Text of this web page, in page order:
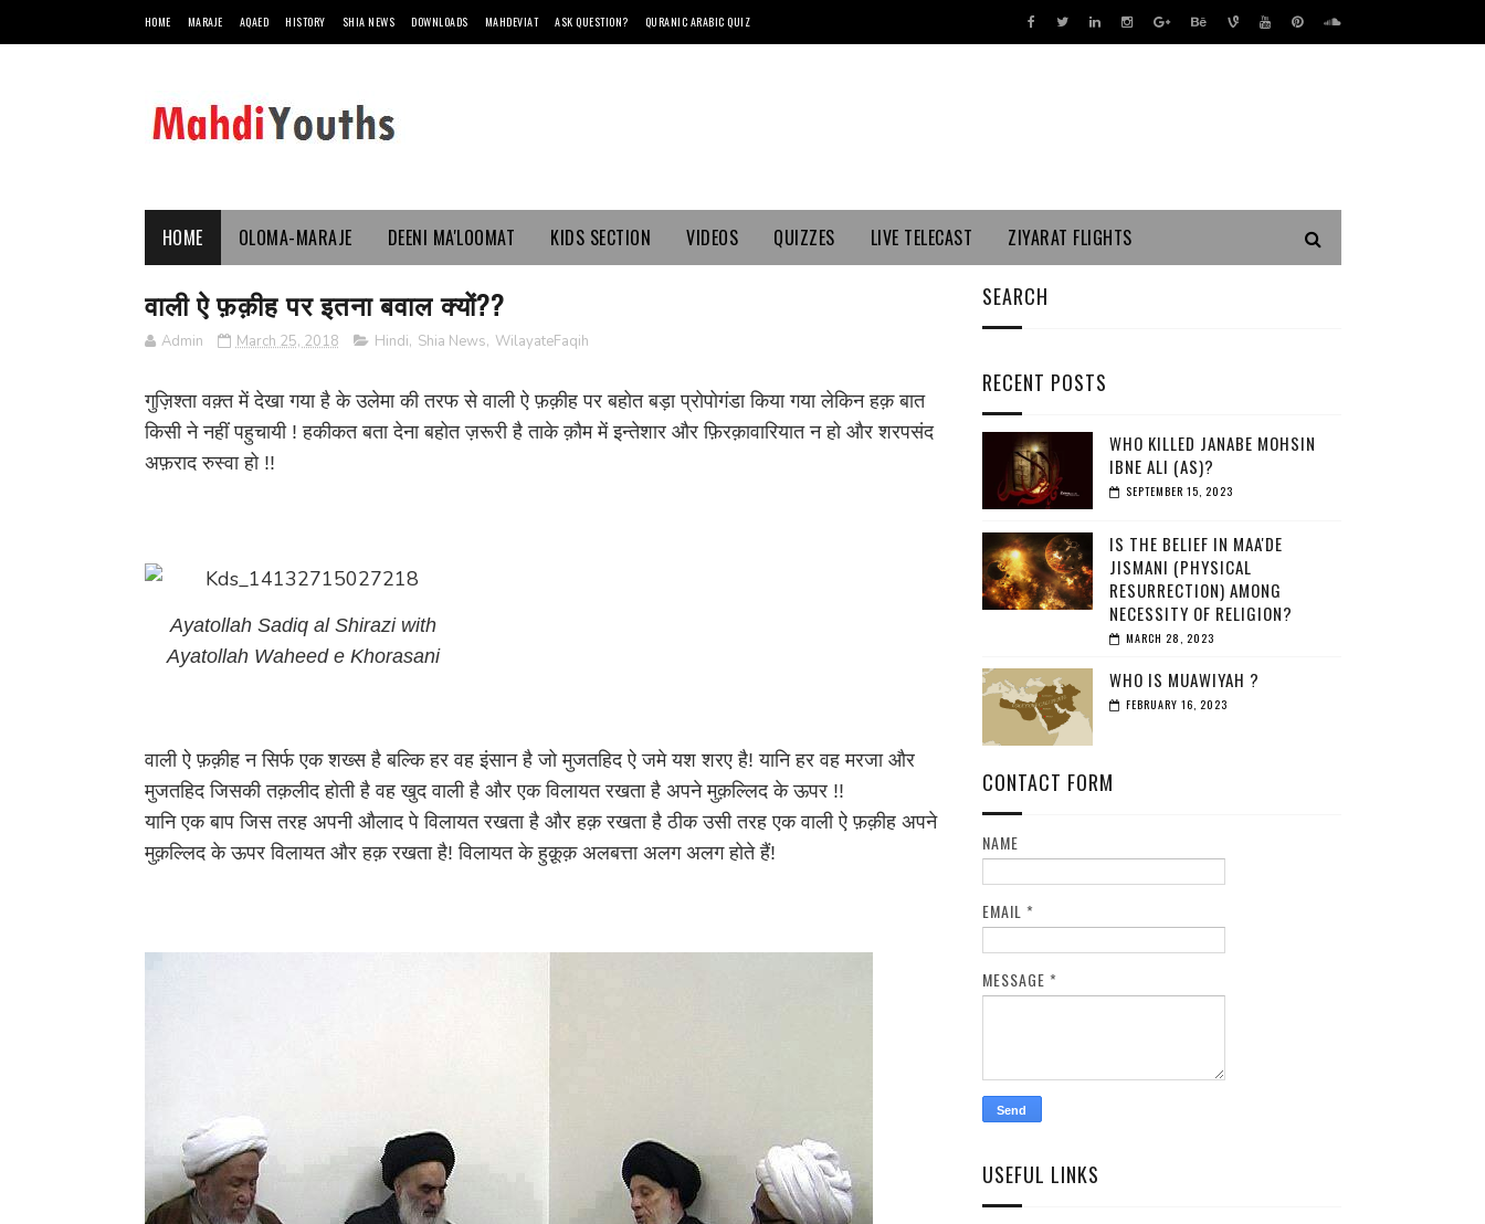
HOME MARAJE AQAED HISTORY SHIA NEWS DOWNLOADS MAHDEVIAT ASK QUESTION? QURANIC ARABIC QUIZ
HOME OLOMA-MARAJE DEENI MA'LOOMAT KIDS SECTION VIDEOS QUIZZES LIVE TELECAST ZIYARAT FLIGHTS
वाली ऐ फ़क़ीह पर इतना बवाल क्यों??
Admin March 25, 2018 Hindi, Shia News, WilayateFaqih
गुज़िश्ता वक़्त में देखा गया है के उलेमा की तरफ से वाली ऐ फ़क़ीह पर बहोत बड़ा प्रोपोगंडा किया गया लेकिन हक़ बात
किसी ने नहीं पहुचायी ! हकीकत बता देना बहोत ज़रूरी है ताके क़ौम में इन्तेशार और फ़िरक़ावारियात न हो और शरपसंद
अफ़राद रुस्वा हो !!
Ayatollah Sadiq al Shirazi with
Ayatollah Waheed e Khorasani
वाली ऐ फ़क़ीह न सिर्फ एक शख्स है बल्कि हर वह इंसान है जो मुजतहिद ऐ जमे यश शरए है! यानि हर वह मरजा और
मुजतहिद जिसकी तक़लीद होती है वह खुद वाली है और एक विलायत रखता है अपने मुक़ल्लिद के ऊपर !!
यानि एक बाप जिस तरह अपनी औलाद पे विलायत रखता है और हक़ रखता है ठीक उसी तरह एक वाली ऐ फ़क़ीह अपने
मुक़ल्लिद के ऊपर विलायत और हक़ रखता है! विलायत के हुक़ूक़ अलबत्ता अलग अलग होते हैं!
SEARCH
RECENT POSTS
WHO KILLED JANABE MOHSIN
IBNE ALI (AS)?
SEPTEMBER 15, 2023
IS THE BELIEF IN MAA'DE
JISMANI (PHYSICAL
RESURRECTION) AMONG
NECESSITY OF RELIGION?
MARCH 28, 2023
WHO IS MUAWIYAH ?
FEBRUARY 16, 2023
CONTACT FORM
NAME
EMAIL *
MESSAGE *
USEFUL LINKS